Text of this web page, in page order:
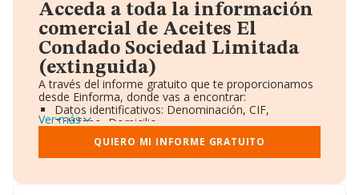
Acceda a toda la información
comercial de Aceites El
Condado Sociedad Limitada
(extinguida)
A través del informe gratuito que te proporcionamos
desde Einforma, donde vas a encontrar:
Datos identificativos: Denominación, CIF,
Teléfono, Domicilio.
Informe Mercantil Completo (BORME).
Gráficos de Evolución Ventas y Empleados.
Consejo de Administración y Administradores.
Accionistas.
Ver más
QUIERO MI INFORME GRATUITO